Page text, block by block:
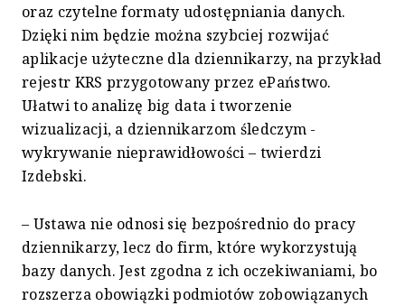
oraz czytelne formaty udostępniania danych.
Dzięki nim będzie można szybciej rozwijać
aplikacje użyteczne dla dziennikarzy, na przykład
rejestr KRS przygotowany przez ePaństwo.
Ułatwi to analizę big data i tworzenie
wizualizacji, a dziennikarzom śledczym -
wykrywanie nieprawidłowości – twierdzi
Izdebski.
– Ustawa nie odnosi się bezpośrednio do pracy
dziennikarzy, lecz do firm, które wykorzystują
bazy danych. Jest zgodna z ich oczekiwaniami, bo
rozszerza obowiązki podmiotów zobowiązanych